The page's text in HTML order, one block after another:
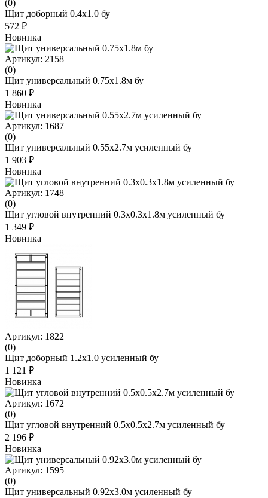
(0)
Щит доборный 0.4x1.0 бу
572 ₽
Новинка
Артикул: 2158
(0)
Щит универсальный 0.75x1.8м бу
1 860 ₽
Новинка
Артикул: 1687
(0)
Щит универсальный 0.55х2.7м усиленный бу
1 903 ₽
Новинка
Артикул: 1748
(0)
Щит угловой внутренний 0.3х0.3х1.8м усиленный бу
1 349 ₽
Новинка
Артикул: 1822
(0)
Щит доборный 1.2х1.0 усиленный бу
1 121 ₽
Новинка
Артикул: 1672
(0)
Щит угловой внутренний 0.5х0.5х2.7м усиленный бу
2 196 ₽
Новинка
Артикул: 1595
(0)
Щит универсальный 0.92х3.0м усиленный бу